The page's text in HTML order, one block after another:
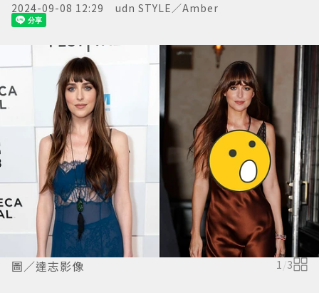
2024-09-08 12:29 udn STYLE／Amber
圖／達志影像 1/3